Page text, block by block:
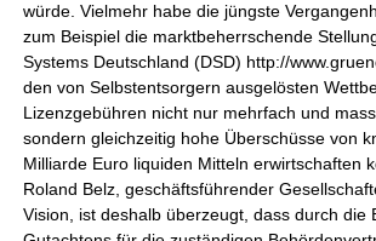
würde. Vielmehr habe die jüngste
zum Beispiel die marktbeherrschende
Systems Deutschland (DSD) http://
den von Selbstentsorgern ausgelösten
Lizenzgebühren nicht nur mehrfach und
sondern gleichzeitig hohe Überschüsse von
Milliarde Euro liquiden Mitteln erwirtschaften
Roland Belz, geschäftsführender
Vision, ist deshalb überzeugt, dass durch die